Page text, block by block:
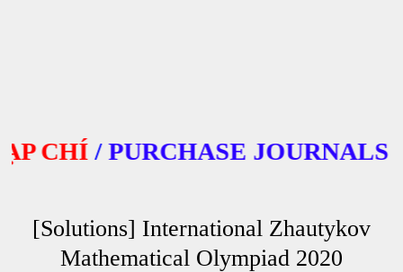
CHÍ/PURCHASE JOURNALS
[Solutions] International Zhautykov
Mathematical Olympiad 2020